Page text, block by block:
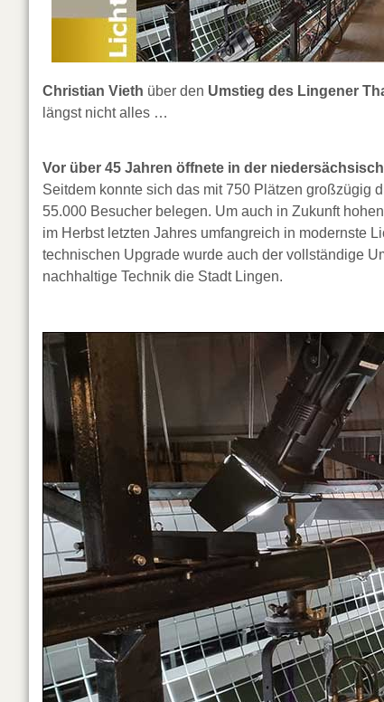
Christian Vieth über den Umstieg des Lingener
längst nicht alles …
Vor über 45 Jahren öffnete in der
Seitdem konnte sich das mit 750 Plätzen großzügig
55.000 Besucher belegen. Um auch in Zukunft
im Herbst letzten Jahres umfangreich in modernste
technischen Upgrade wurde auch der vollständige
nachhaltige Technik die Stadt Lingen.